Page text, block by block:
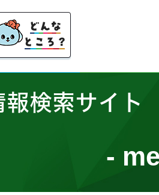
検索サイト
-